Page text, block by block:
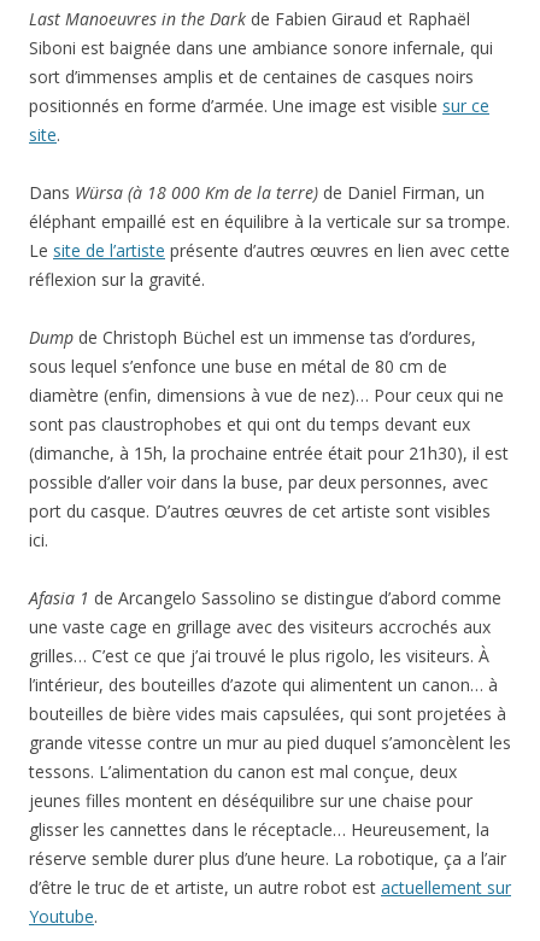
Last Manoeuvres in the Dark de Fabien Giraud et Raphaël
Siboni est baignée dans une ambiance sonore infernale, qui
sort d’immenses amplis et de centaines de casques noirs
positionnés en forme d’armée. Une image est visible sur ce
site.
Dans Würsa (à 18 000 Km de la terre) de Daniel Firman, un
éléphant empaillé est en équilibre à la verticale sur sa trompe.
Le site de l’artiste présente d’autres œuvres en lien avec cette
réflexion sur la gravité.
Dump de Christoph Büchel est un immense tas d’ordures,
sous lequel s’enfonce une buse en métal de 80 cm de
diamètre (enfin, dimensions à vue de nez)… Pour ceux qui ne
sont pas claustrophobes et qui ont du temps devant eux
(dimanche, à 15h, la prochaine entrée était pour 21h30), il est
possible d’aller voir dans la buse, par deux personnes, avec
port du casque. D’autres œuvres de cet artiste sont visibles
ici.
Afasia 1 de Arcangelo Sassolino se distingue d’abord comme
une vaste cage en grillage avec des visiteurs accrochés aux
grilles… C’est ce que j’ai trouvé le plus rigolo, les visiteurs. À
l’intérieur, des bouteilles d’azote qui alimentent un canon… à
bouteilles de bière vides mais capsulées, qui sont projetées à
grande vitesse contre un mur au pied duquel s’amoncèlent les
tessons. L’alimentation du canon est mal conçue, deux
jeunes filles montent en déséquilibre sur une chaise pour
glisser les cannettes dans le réceptacle… Heureusement, la
réserve semble durer plus d’une heure. La robotique, ça a l’air
d’être le truc de et artiste, un autre robot est actuellement sur
Youtube.